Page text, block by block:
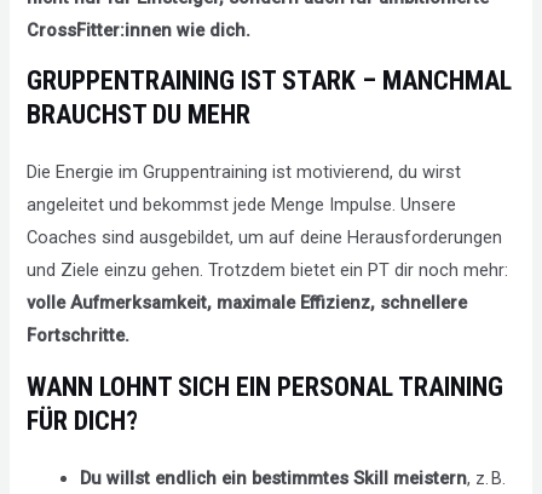
CrossFitter:innen wie dich.
GRUPPENTRAINING IST STARK – MANCHMAL
BRAUCHST DU MEHR
Die Energie im Gruppentraining ist motivierend, du wirst
angeleitet und bekommst jede Menge Impulse. Unsere
Coaches sind ausgebildet, um auf deine Herausforderungen
und Ziele einzu gehen. Trotzdem bietet ein PT dir noch mehr:
volle Aufmerksamkeit, maximale Effizienz, schnellere
Fortschritte.
WANN LOHNT SICH EIN PERSONAL TRAINING
FÜR DICH?
Du willst endlich ein bestimmtes Skill meistern, z. B.